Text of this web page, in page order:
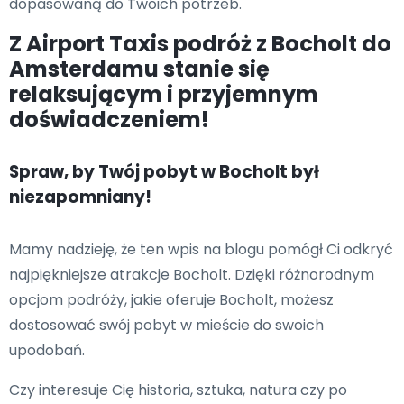
dopasowaną do Twoich potrzeb.
Z Airport Taxis podróż z Bocholt do
Amsterdamu stanie się
relaksującym i przyjemnym
doświadczeniem!
Spraw, by Twój pobyt w Bocholt był
niezapomniany!
Mamy nadzieję, że ten wpis na blogu pomógł Ci odkryć
najpiękniejsze atrakcje Bocholt. Dzięki różnorodnym
opcjom podróży, jakie oferuje Bocholt, możesz
dostosować swój pobyt w mieście do swoich
upodobań.
Czy interesuje Cię historia, sztuka, natura czy po